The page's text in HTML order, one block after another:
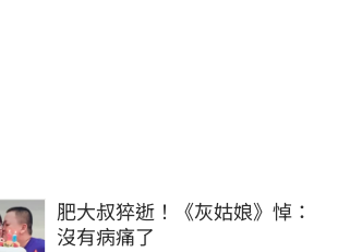
肥大叔猝逝！《灰姑娘》悼：
沒有病痛了